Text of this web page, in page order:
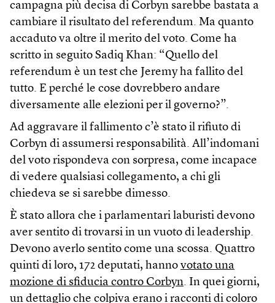
campagna più decisa di Corbyn sarebbe bastata a
cambiare il risultato del referendum. Ma quanto
accaduto va oltre il merito del voto. Come ha
scritto in seguito Sadiq Khan: “Quello del
referendum è un test che Jeremy ha fallito del
tutto. E perché le cose dovrebbero andare
diversamente alle elezioni per il governo?”.
Ad aggravare il fallimento c’è stato il rifiuto di
Corbyn di assumersi responsabilità. All’indomani
del voto rispondeva con sorpresa, come incapace
di vedere qualsiasi collegamento, a chi gli
chiedeva se si sarebbe dimesso.
È stato allora che i parlamentari laburisti devono
aver sentito di trovarsi in un vuoto di leadership.
Devono averlo sentito come una scossa. Quattro
quinti di loro, 172 deputati, hanno votato una
mozione di sfiducia contro Corbyn. In quei giorni,
un dettaglio che colpiva erano i racconti di coloro